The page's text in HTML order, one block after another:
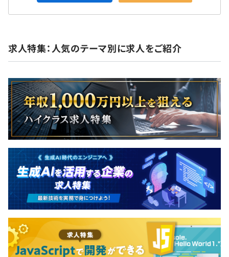
求人特集：人気のテーマ別に求人をご紹介